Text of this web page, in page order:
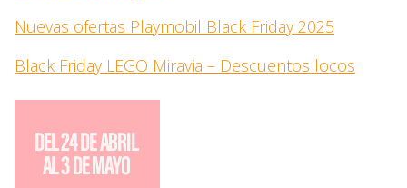
Nuevas ofertas Playmobil Black Friday 2025
Black Friday LEGO Miravia – Descuentos locos